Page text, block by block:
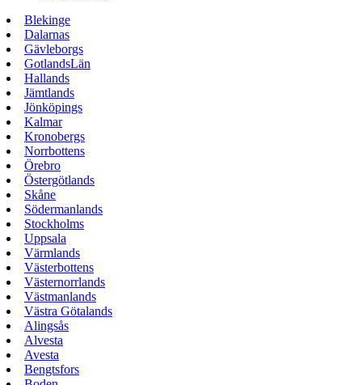
Blekinge
Dalarnas
Gävleborgs
GotlandsLän
Hallands
Jämtlands
Jönköpings
Kalmar
Kronobergs
Norrbottens
Örebro
Östergötlands
Skåne
Södermanlands
Stockholms
Uppsala
Värmlands
Västerbottens
Västernorrlands
Västmanlands
Västra Götalands
Alingsås
Alvesta
Avesta
Bengtsfors